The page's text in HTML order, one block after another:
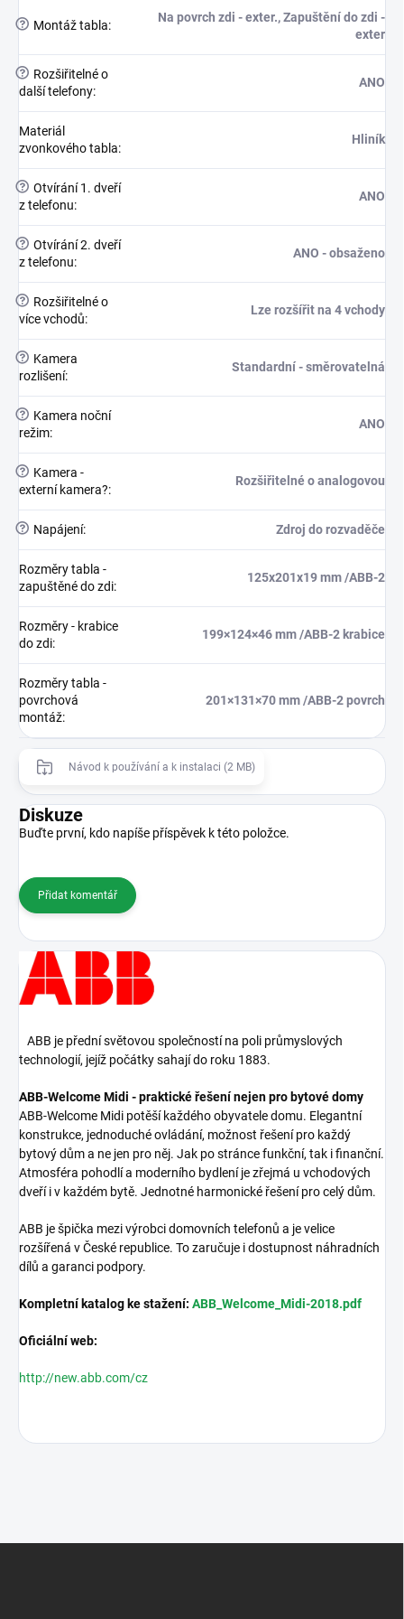
? Montáž tabla:
Na povrch zdi - exter., Zapuštění do zdi -
exter
?
Rozšiřitelné o
další telefony:
ANO
Materiál
zvonkového tabla:
Hliník
? Otvírání 1. dveří
z telefonu:
ANO
? Otvírání 2. dveří
z telefonu:
ANO - obsaženo
?
Rozšiřitelné o
více vchodů:
Lze rozšířit na 4 vchody
?
Kamera
rozlišení:
Standardní - směrovatelná
?
Kamera noční
režim:
ANO
?
Kamera -
externí kamera?:
Rozšiřitelné o analogovou
? Napájení: Zdroj do rozvaděče
Rozměry tabla -
zapuštěné do zdi:
125x201x19 mm /ABB-2
Rozměry - krabice
do zdi:
199×124×46 mm /ABB-2 krabice
Rozměry tabla -
povrchová
montáž:
201×131×70 mm /ABB-2 povrch
Návod k používání a k instalaci (2 MB)
Diskuze
Buďte první, kdo napíše příspěvek k této položce.
Přidat komentář
ABB je přední světovou společností na poli průmyslových
technologií, jejíž počátky sahají do roku 1883.
ABB-Welcome Midi - praktické řešení nejen pro bytové domy
ABB-Welcome Midi potěší každého obyvatele domu. Elegantní
konstrukce, jednoduché ovládání, možnost řešení pro každý
bytový dům a ne jen pro něj. Jak po stránce funkční, tak i finanční.
Atmosféra pohodlí a moderního bydlení je zřejmá u vchodových
dveří i v každém bytě. Jednotné harmonické řešení pro celý dům.
ABB je špička mezi výrobci domovních telefonů a je velice
rozšířená v České republice. To zaručuje i dostupnost náhradních
dílů a garanci podpory.
Kompletní katalog ke stažení: ABB_Welcome_Midi-2018.pdf
Oficiální web:
http://new.abb.com/cz